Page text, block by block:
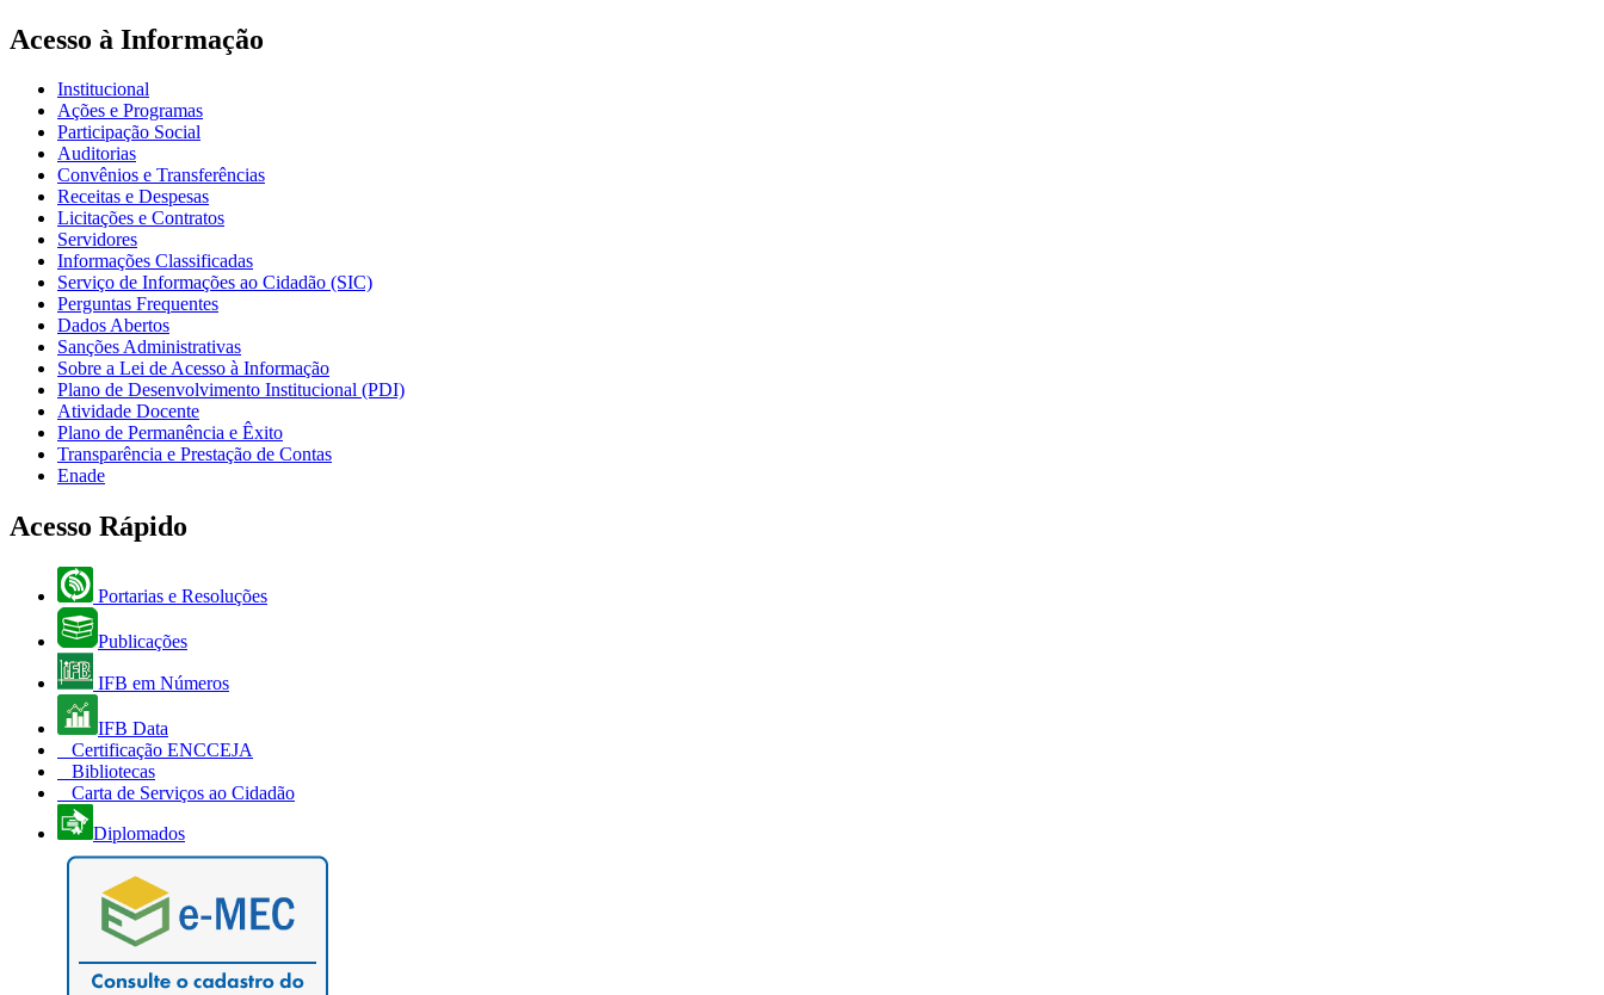
Acesso à Informação
Institucional
Ações e Programas
Participação Social
Auditorias
Convênios e Transferências
Receitas e Despesas
Licitações e Contratos
Servidores
Informações Classificadas
Serviço de Informações ao Cidadão (SIC)
Perguntas Frequentes
Dados Abertos
Sanções Administrativas
Sobre a Lei de Acesso à Informação
Plano de Desenvolvimento Institucional (PDI)
Atividade Docente
Plano de Permanência e Êxito
Transparência e Prestação de Contas
Enade
Acesso Rápido
Portarias e Resoluções
Publicações
IFB em Números
IFB Data
Certificação ENCCEJA
Bibliotecas
Carta de Serviços ao Cidadão
Diplomados